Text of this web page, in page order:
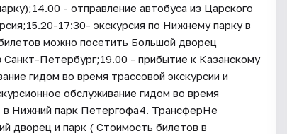
- отправление автобуса из Царского
17:30- экскурсия по Нижнему парку в
можно посетить Большой дворец
Петербург;19.00 - прибытие к Казанскому
гидом во время трассовой экскурсии и
обслуживание гидом во время
в Нижний парк Петергофа4. ТрансферНе
дворец и парк ( Стоимость билетов в